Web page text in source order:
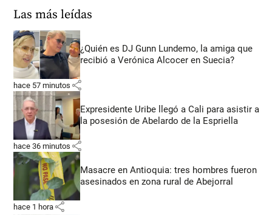
Las más leídas
¿Quién es DJ Gunn Lundemo, la amiga que
recibió a Verónica Alcocer en Suecia?
hace 57 minutos share
Expresidente Uribe llegó a Cali para asistir a
la posesión de Abelardo de la Espriella
hace 36 minutos share
Masacre en Antioquia: tres hombres fueron
asesinados en zona rural de Abejorral
hace 1 hora share